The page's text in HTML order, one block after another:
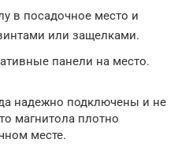
в посадочное место и
или защелками.
панели на место.
надежно подключены и не
магнитола плотно
месте.